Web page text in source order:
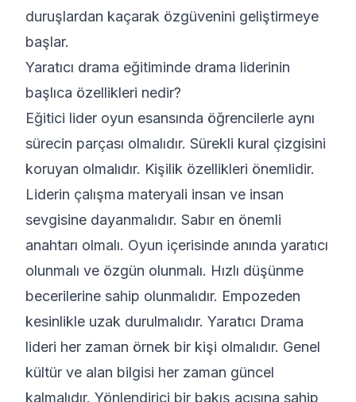
duruşlardan kaçarak özgüvenini geliştirmeye
başlar.
Yaratıcı drama eğitiminde drama liderinin
başlıca özellikleri nedir?
Eğitici lider oyun esansında öğrencilerle aynı
sürecin parçası olmalıdır. Sürekli kural çizgisini
koruyan olmalıdır. Kişilik özellikleri önemlidir.
Liderin çalışma materyali insan ve insan
sevgisine dayanmalıdır. Sabır en önemli
anahtarı olmalı. Oyun içerisinde anında yaratıcı
olunmalı ve özgün olunmalı. Hızlı düşünme
becerilerine sahip olunmalıdır. Empozeden
kesinlikle uzak durulmalıdır. Yaratıcı Drama
lideri her zaman örnek bir kişi olmalıdır. Genel
kültür ve alan bilgisi her zaman güncel
kalmalıdır. Yönlendirici bir bakış açısına sahip